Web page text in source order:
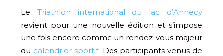
Le Triathlon international du lac d’Annecy
revient pour une nouvelle édition et s’impose
une fois encore comme un rendez-vous majeur
du calendrier sportif. Des participants venus de